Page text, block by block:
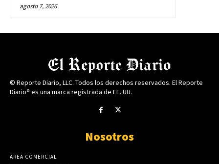
agosto 7, 2026
© Reporte Diario, LLC. Todos los derechos reservados. El Reporte
Diario® es una marca registrada de EE. UU.
Nosotros
AREA COMERCIAL